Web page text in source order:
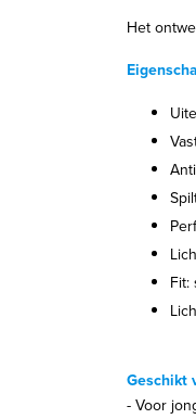
Het
Fit:
Geschikt
- Voor